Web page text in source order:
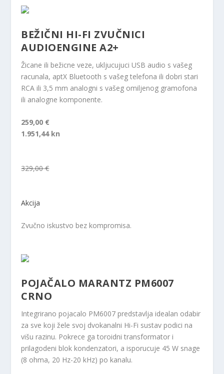
BEŽIČNI HI-FI ZVUČNICI
AUDIOENGINE A2+
Žicane ili bežicne veze, ukljucujuci USB audio s vašeg
racunala, aptX Bluetooth s vašeg telefona ili dobri stari
RCA ili 3,5 mm analogni s vašeg omiljenog gramofona
ili analogne komponente.
259,00 €
1.951,44 kn
329,00 €
Akcija
Zvučno iskustvo bez kompromisa.
POJAČALO MARANTZ PM6007
CRNO
Integrirano pojacalo PM6007 predstavlja idealan odabir
za sve koji žele svoj dvokanalni Hi-Fi sustav podici na
višu razinu. Pokrece ga toroidni transformator i
prilagodeni blok kondenzatori, a isporucuje 45 W snage
(8 ohma, 20 Hz-20 kHz) po kanalu.